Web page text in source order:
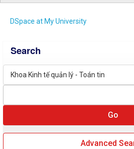
DSpace at My University
Search
Advanced